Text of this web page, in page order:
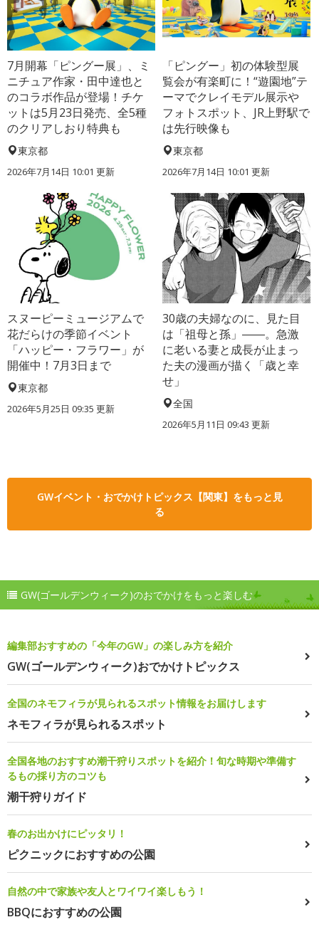
7月開幕「ピングー展」、ミ
ニチュア作家・田中達也と
のコラボ作品が登場！チケ
ットは5月23日発売、全5種
のクリアしおり特典も
東京都
2026年7月14日 10:01 更新
「ピングー」初の体験型展
覧会が有楽町に！“遊園地”テ
ーマでクレイモデル展示や
フォトスポット、JR上野駅で
は先行映像も
東京都
2026年7月14日 10:01 更新
スヌーピーミュージアムで
花だらけの季節イベント
「ハッピー・フラワー」が
開催中！7月3日まで
東京都
2026年5月25日 09:35 更新
30歳の夫婦なのに、見た目
は「祖母と孫」――。急激
に老いる妻と成長が止まっ
た夫の漫画が描く「歳と幸
せ」
全国
2026年5月11日 09:43 更新
GWイベント・おでかけトピックス【関東】をもっと見
る
GW(ゴールデンウィーク)のおでかけをもっと楽しむ
編集部おすすめの「今年のGW」の楽しみ方を紹介
GW(ゴールデンウィーク)おでかけトピックス
全国のネモフィラが見られるスポット情報をお届けします
ネモフィラが見られるスポット
全国各地のおすすめ潮干狩りスポットを紹介！旬な時期や準備す
るもの採り方のコツも
潮干狩りガイド
春のお出かけにピッタリ！
ピクニックにおすすめの公園
自然の中で家族や友人とワイワイ楽しもう！
BBQにおすすめの公園